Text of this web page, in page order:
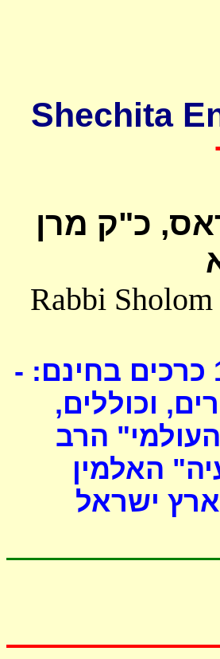
כ"ק מרן
Rabbi
כרכים בחינם: -
וכוללים,
הרב
האלמין
ישראל